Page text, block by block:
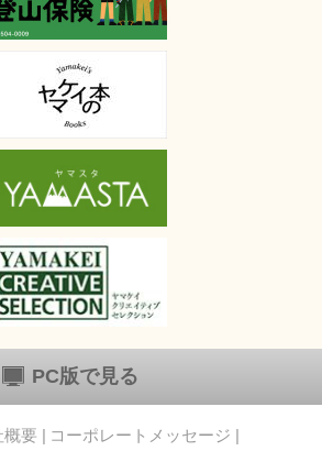
PC版で見る
概要 コーポレートメッセージ